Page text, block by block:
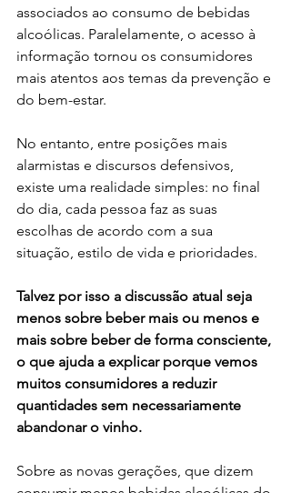
associados ao consumo de bebidas
alcoólicas. Paralelamente, o acesso à
informação tornou os consumidores
mais atentos aos temas da prevenção e
do bem-estar.
No entanto, entre posições mais
alarmistas e discursos defensivos,
existe uma realidade simples: no final
do dia, cada pessoa faz as suas
escolhas de acordo com a sua
situação, estilo de vida e prioridades.
Talvez por isso a discussão atual seja
menos sobre beber mais ou menos e
mais sobre beber de forma consciente,
o que ajuda a explicar porque vemos
muitos consumidores a reduzir
quantidades sem necessariamente
abandonar o vinho.
Sobre as novas gerações, que dizem